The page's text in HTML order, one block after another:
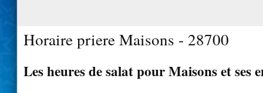
Horaire priere Maisons - 28700
Les heures de salat pour Maisons et ses